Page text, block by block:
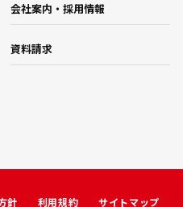
会社案内・採用情報
資料請求
針 利用規約 サイトマップ